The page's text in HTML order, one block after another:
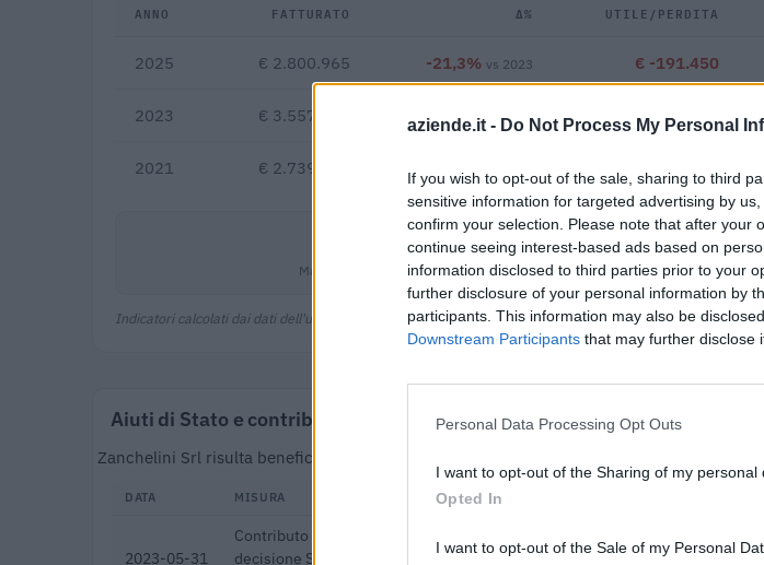
aziende.it - Do Not Process My Personal
If you wish to opt-out of the sale, sharing to third
sensitive information for targeted advertising by
confirm your selection. Please note that after your
continue seeing interest-based ads based on
information disclosed to third parties prior to your
further disclosure of your personal information by
participants. This information may also be
Downstream Participants that may further disclose
Personal Data Processing Opt Outs
I want to opt-out of the Sharing of my personal
Opted In
I want to opt-out of the Sale of my Personal
ANNO FATTURATO Δ% UTILE/PERDITA
2025 € 2.800.965 -21,3% vs 2023 € -191.450
2023 € 3.557.764 +29,9% vs 2021 € 116.478
2021 € 2.739.379
Margine netto
Indicatori calcolati dai dati dell'ultimo bilancio disponibile.
Aiuti di Stato e contributi pubblici
Zanchelini Srl risulta beneficiaria di 4 aiuti o contributi pubblici per un totale di 38.560
DATA MISURA
2023-05-31
Contributo a fondo perduto [e modifiche ai sensi della
decisione SA. 62668 e decisione C(2022) 171 final) SA
agenzia delle